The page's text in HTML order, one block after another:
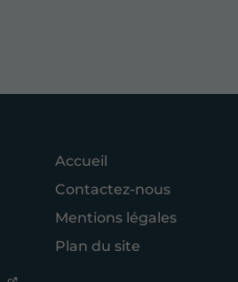
Accueil
Contactez-nous
Mentions légales
Plan du site